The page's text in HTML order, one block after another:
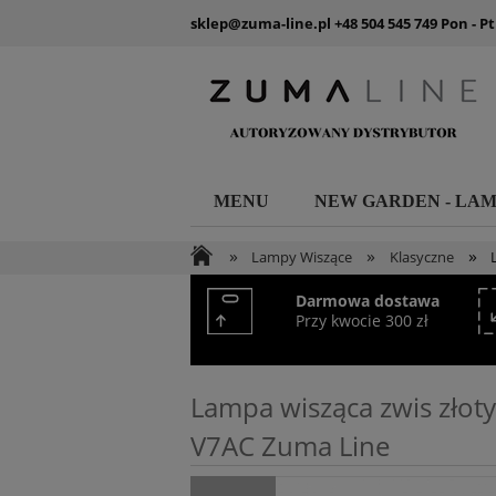
sklep@zuma-line.pl +48 504 545 749 Pon -
MENU NEW GARDEN -
» Lampy Wiszące » Klasyczne »
Darmowa dostawa
Przy kwocie 300 zł
Lampa wisząca zwis
V7AC Zuma Line